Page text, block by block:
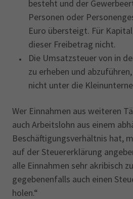
besteht und der
Personen oder
Euro übersteigt. Für
dieser Freibetrag nicht.
Die Umsatzsteuer von in
zu erheben und
nicht unter die
Wer Einnahmen aus weiteren
auch Arbeitslohn aus einem
Beschäftigungsverhältnis hat,
auf der Steuererklärung
alle Einnahmen sehr akribisch
gegebenenfalls auch einen
holen.“